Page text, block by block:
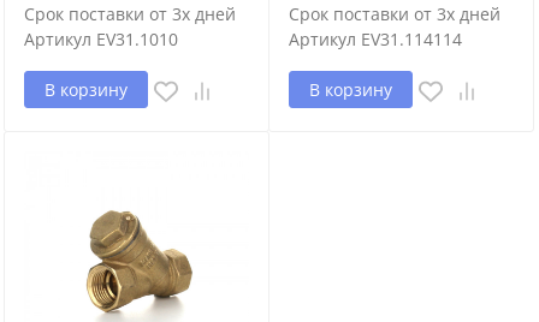
Срок поставки от 3х дней
Артикул EV31.1010
В корзину
Срок поставки от 3х дней
Артикул EV31.114114
В корзину